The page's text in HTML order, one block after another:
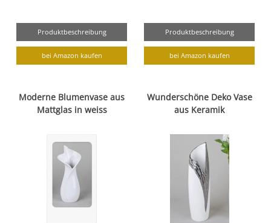
Produktbeschreibung
bei Amazon kaufen
Produktbeschreibung
bei Amazon kaufen
Moderne Blumenvase aus
Mattglas in weiss
Wunderschöne Deko Vase
aus Keramik